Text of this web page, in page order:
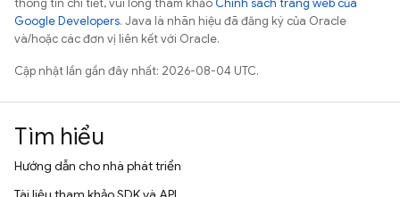
thông tin chi tiết, vui lòng tham khảoChính sách trang web của
Google Developers. Java là nhãn hiệu đã đăng ký của Oracle
và/hoặc các đơn vị liên kết với Oracle.
Cập nhật lần gần đây nhất: 2026-08-04 UTC.
Tìm hiểu
Hướng dẫn cho nhà phát triển